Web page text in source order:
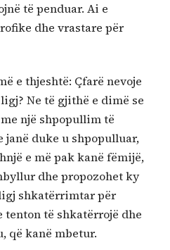
të penduar. Ai e
dhe vrastare për
e thjeshtë: Çfarë nevoje
Ne të gjithë e dimë se
një shpopullim të
duke u shpopulluar,
e më pak kanë fëmijë,
dhe propozohet ky
shkatërrimtar për
tenton të shkatërrojë dhe
që kanë mbetur.